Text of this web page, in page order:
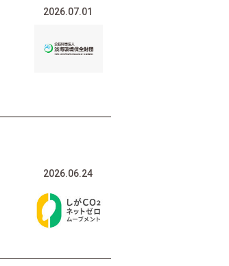
2026.07.01
2026.06.24